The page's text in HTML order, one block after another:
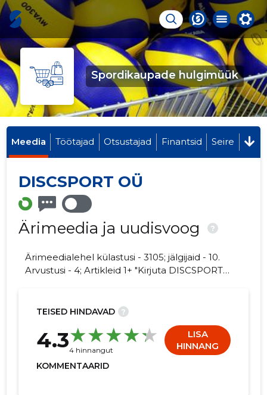
Spordikaupade hulgimüük
Meedia Töötajad Otsustajad Finantsid Seire
DISCSPORT OÜ
Ärimeedia ja uudisvoog ?
Ärimeedialehel külastusi - 3105; jälgijaid - 10.
Arvustusi - 4; Artikleid 1+ "Kirjuta DISCSPORT
TEISED HINDAVAD ?
4.34 hinnangut
LISA
HINNANG
KOMMENTAARID